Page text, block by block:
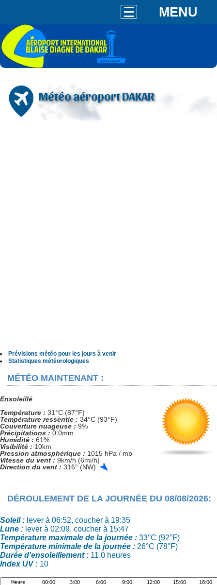
MENU
Météo aéroport DAKAR
Prévisions météo pour les jours à venir
Statistiques météorologiques
MÉTÉO MAINTENANT :
Ensoleillé
Température : 31°C (87°F)
Température ressentie : 34°C (93°F)
Couverture nuageuse : 9%
Précipitations : 0.0mm
Humidité : 61%
Visibilité : 10km
Pression atmosphérique : 1015 hPa / mb
Vitesse du vent : 9km/h (6mi/h)
Direction du vent : 316° (NW)
DÉROULEMENT DE LA JOURNÉE DU 08/08/2026:
Soleil : lever à 06:52, coucher à 19:35
Lune : lever à 02:09, coucher à 15:47
Température maximale de la journée : 33°C (92°F)
Température minimale de la journée : 26°C (78°F)
Durée d'ensoleillement : 11.0 heures
Index UV : 10
Heure 00:00 3:00 6:00 9:00 12:00 15:00 18:00